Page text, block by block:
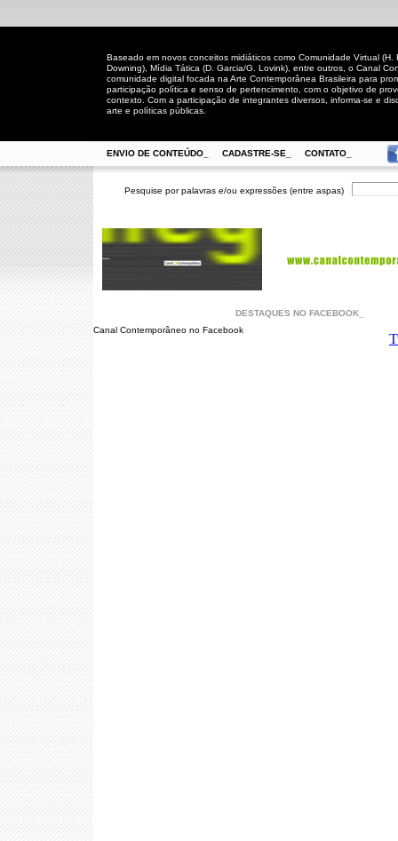
Baseado em novos conceitos midiáticos como Comunidade Virtual (H.
Downing), Mídia Tática (D. Garcia/G. Lovink), entre outros, o Canal
comunidade digital focada na Arte Contemporânea Brasileira para
participação política e senso de pertencimento, com o objetivo de
contexto. Com a participação de integrantes diversos, informa-se e
arte e políticas públicas.
ENVIO DE CONTEÚDO_ CADASTRE-SE_ CONTATO_
Pesquise por palavras e/ou expressões (entre aspas)
DESTAQUES NO FACEBOOK_
Canal Contemporâneo no Facebook